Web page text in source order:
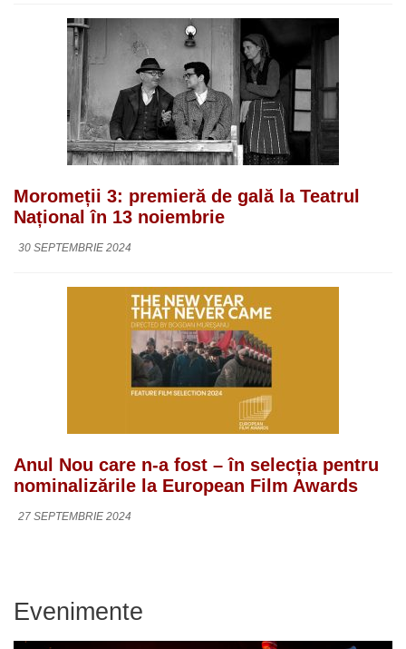
Moromeții 3: premieră de gală la Teatrul
Național în 13 noiembrie
30 SEPTEMBRIE 2024
Anul Nou care n-a fost – în selecția pentru
nominalizările la European Film Awards
27 SEPTEMBRIE 2024
Evenimente